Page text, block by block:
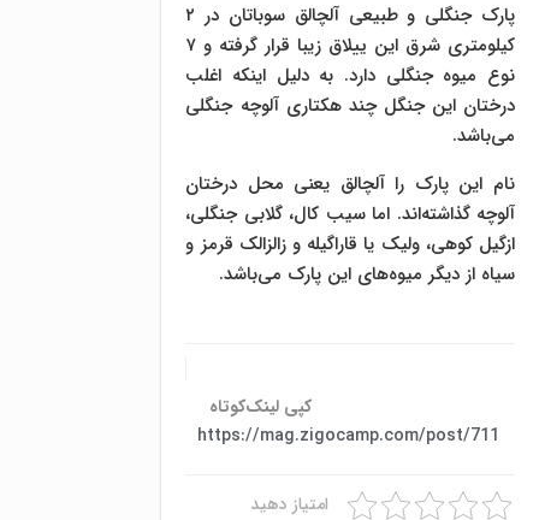
پارک جنگلی و طبیعی آلچالق سوباتان در ۲
کیلومتری شرق این ییلاق زیبا قرار گرفته و ۷
نوع میوه جنگلی دارد. به دلیل اینکه اغلب
درختان این جنگل چند هکتاری آلوچه جنگلی
می‌باشد.
نام این پارک را آلچالق یعنی محل درختان
آلوچه گذاشته‌اند. اما سیب کال، گلابی جنگلی‌،
ازگیل کوهی، ولیک یا قاراگیله و زالزالک قرمز و
سیاه از دیگر میوه‌های این پارک می‌باشد.
کپی لینک‌کوتاه
https://mag.zigocamp.com/post/711
امتیاز دهید